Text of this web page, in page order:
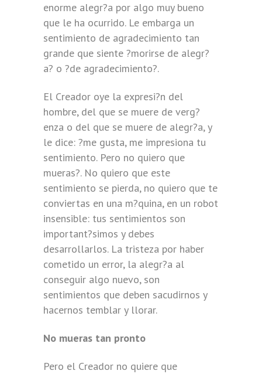
enorme alegr?a por algo muy bueno
que le ha ocurrido. Le embarga un
sentimiento de agradecimiento tan
grande que siente ?morirse de alegr?
a? o ?de agradecimiento?.
El Creador oye la expresi?n del
hombre, del que se muere de verg?
enza o del que se muere de alegr?a, y
le dice: ?me gusta, me impresiona tu
sentimiento. Pero no quiero que
mueras?. No quiero que este
sentimiento se pierda, no quiero que te
conviertas en una m?quina, en un robot
insensible: tus sentimientos son
important?simos y debes
desarrollarlos. La tristeza por haber
cometido un error, la alegr?a al
conseguir algo nuevo, son
sentimientos que deben sacudirnos y
hacernos temblar y llorar.
No mueras tan pronto
Pero el Creador no quiere que